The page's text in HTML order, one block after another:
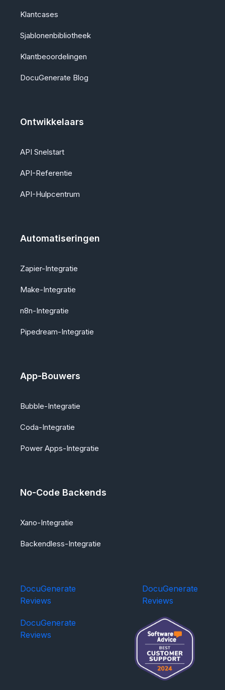
Klantcases
Sjablonenbibliotheek
Klantbeoordelingen
DocuGenerate Blog
Ontwikkelaars
API Snelstart
API-Referentie
API-Hulpcentrum
Automatiseringen
Zapier-Integratie
Make-Integratie
n8n-Integratie
Pipedream-Integratie
App-Bouwers
Bubble-Integratie
Coda-Integratie
Power Apps-Integratie
No-Code Backends
Xano-Integratie
Backendless-Integratie
DocuGenerate
Reviews
DocuGenerate
Reviews
DocuGenerate
Reviews